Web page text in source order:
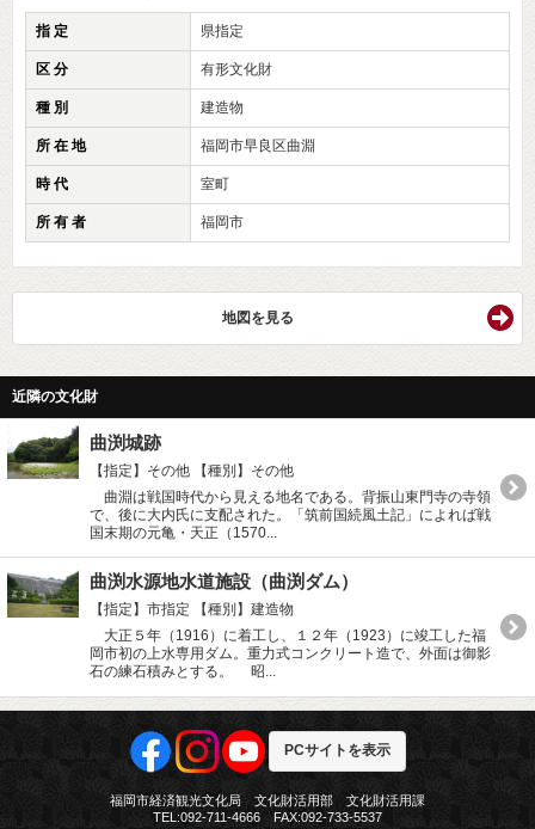
指 定 県指定
区 分 有形文化財
種 別 建造物
所 在 地 福岡市早良区曲淵
時 代 室町
所 有 者 福岡市
地図を見る
近隣の文化財
曲渕城跡
【指定】その他
【種別】その他
曲淵は戦国時代から見える地名である。背振山東門寺の寺領
で、後に大内氏に支配された。「筑前国続風土記」によれば戦
国末期の元亀・天正（1570...
曲渕水源地水道施設（曲渕ダム）
【指定】市指定
【種別】建造物
大正５年（1916）に着工し、１２年（1923）に竣工した福
岡市初の上水専用ダム。重力式コンクリート造で、外面は御影
石の練石積みとする。 昭...
PCサイトを表示
福岡市経済観光文化局 文化財活用部 文化財活用課
TEL:092-711-4666 FAX:092-733-5537